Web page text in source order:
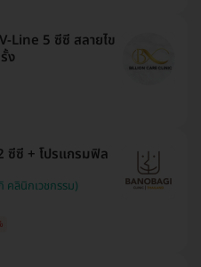
Line 5 ซีซี สลายไข
ง
ซีซี + โปรแกรมฟิล
คลินิกเวชกรรม)